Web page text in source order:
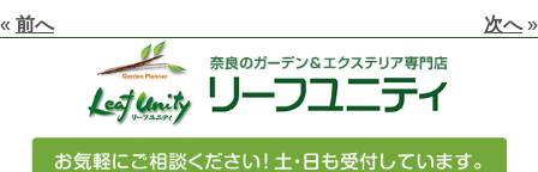
« 前へ 次へ»